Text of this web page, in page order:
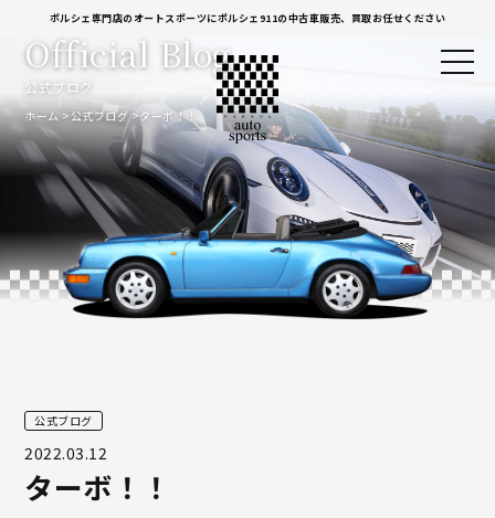
ポルシェ専門店のオートスポーツにポルシェ911の中古車販売、買取お任せください
公式ブログ
Official Blog
ホーム 公式ブログ ターボ！！
公式ブログ
2022.03.12
ターボ！！